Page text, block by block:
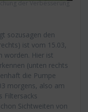
der Verbesserung
sozusagen den
ist vom 15.03,
worden. Hier ist
(unten rechts
die Pumpe
morgens, also am
Filtersacks
Sichtweiten von